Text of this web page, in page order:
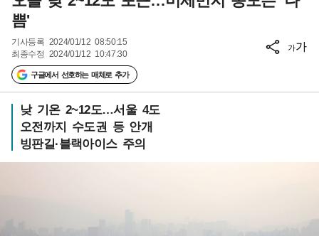
쁨'
기사등록 2024/01/12 08:50:15
최종수정 2024/01/12 10:47:30
구글에서 선호하는 매체로 추가
가가
낮 기온 2~12도…서울 4도
오전까지 수도권 등 안개
빙판길·블랙아이스 주의